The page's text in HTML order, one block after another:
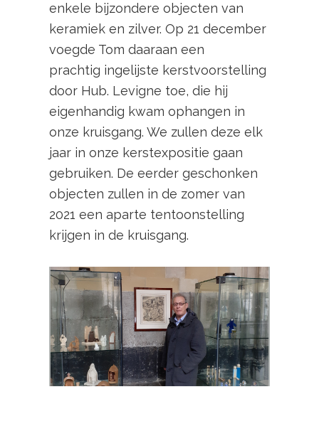
enkele bijzondere objecten van
keramiek en zilver. Op 21 december
voegde Tom daaraan een
prachtig ingelijste kerstvoorstelling
door Hub. Levigne toe, die hij
eigenhandig kwam ophangen in
onze kruisgang. We zullen deze elk
jaar in onze kerstexpositie gaan
gebruiken. De eerder geschonken
objecten zullen in de zomer van
2021 een aparte tentoonstelling
krijgen in de kruisgang.